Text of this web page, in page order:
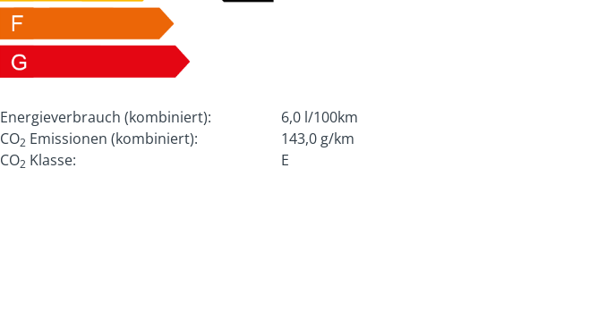
Energieverbrauch (kombiniert):
6,0 l/100km
CO2 Emissionen (kombiniert):
143,0 g/km
CO2 Klasse: E